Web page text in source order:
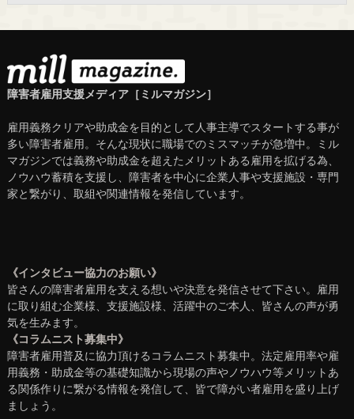
障害者雇用支援メディア［ミルマガジン］
雇用義務クリアや助成金を目的として人事主導でスタートする事が
多い障害者雇用。そんな現状に職場でのミスマッチが急増中。ミル
マガジンでは義務や助成金を超えたメリットある雇用を拡げる為、
ノウハウ蓄積を支援し、障害者を中心に企業人事や支援施設・専門
家と繋がり、取組や関連情報を発信しています。
《インタビュー協力のお願い》
皆さんの障害者雇用を支える想いや決意を発信させて下さい。雇用
に取り組む企業様、支援施設様、活躍中のご本人、皆さんの声が勇
気を生みます。
《コラムニスト募集中》
障害者雇用普及に協力頂けるコラムニスト募集中。法定雇用率や雇
用義務・助成金等の基礎知識から現場の声やノウハウ等メリットあ
る関係作りに繋がる情報を発信して、皆で障がい者雇用を盛り上げ
ましょう。